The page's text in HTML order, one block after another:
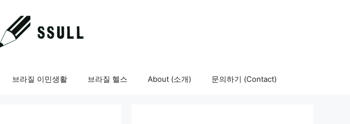
브라질 이민생활 브라질 헬스 About (소개) 문의하기 (Contact)